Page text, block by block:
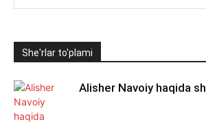
She'rlar to'plami
Alisher Navoiy haqida